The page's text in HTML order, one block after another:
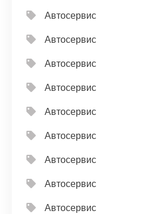
Автосервис
Автосервис
Автосервис
Автосервис
Автосервис
Автосервис
Автосервис
Автосервис
Автосервис